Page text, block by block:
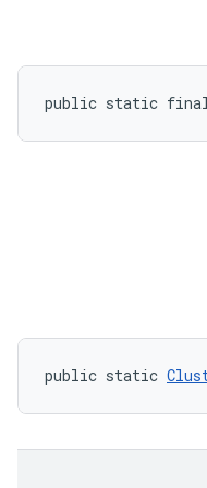
public static
public static